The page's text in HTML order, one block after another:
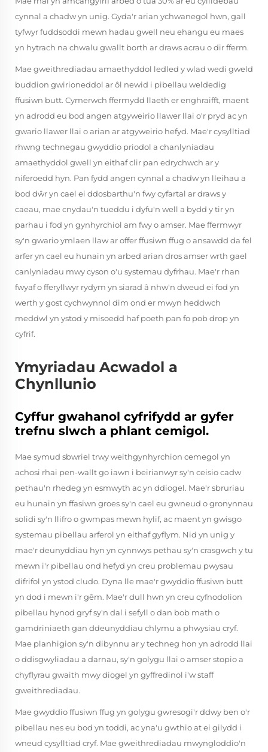
cynnal a chadw yn unig. Gyda'r arian ychwanegol hwn, gall
tyfwyr fuddsoddi mewn hadau gwell neu ehangu eu maes
yn hytrach na chwalu gwallt borth ar draws acrau o dir fferm.
Mae gweithrediadau amaethyddol ledled y wlad wedi gweld
buddion gwirioneddol ar ôl newid i pibellau weldedig
ffusiwn butt. Cymerwch ffermydd llaeth er enghraifft, maent
yn adrodd eu bod angen atgyweirio llawer llai o'r pryd ac yn
gwario llawer llai o arian ar atgyweirio hefyd. Mae'r cysylltiad
rhwng technegau gwyddio priodol a chanlyniadau
amaethyddol gwell yn eithaf clir pan edrychwch ar y
niferoedd hyn. Pan fydd angen cynnal a chadw yn lleihau a
bod dŵr yn cael ei ddosbarthu'n fwy cyfartal ar draws y
caeau, mae cnydau'n tueddu i dyfu'n well a bydd y tir yn
parhau i fod yn gynhyrchiol am fwy o amser. Mae ffermwyr
sy'n gwario ymlaen llaw ar offer ffusiwn ffug o ansawdd da fel
arfer yn cael eu hunain yn arbed arian dros amser wrth gael
canlyniadau mwy cyson o'u systemau dyfrhau. Mae'r rhan
fwyaf o fferyllwyr rydym yn siarad â nhw'n dweud ei fod yn
werth y gost cychwynnol dim ond er mwyn heddwch
meddwl yn ystod y misoedd haf poeth pan fo pob drop yn
cyfrif.
Ymyriadau Acwadol a
Chynllunio
Cyffur gwahanol cyfrifydd ar gyfer
trefnu slwch a phlant cemigol.
Mae symud sbwriel trwy weithgynhyrchion cemegol yn
achosi rhai pen-wallt go iawn i beirianwyr sy'n ceisio cadw
pethau'n rhedeg yn esmwyth ac yn ddiogel. Mae'r sbruriau
eu hunain yn ffasiwn groes sy'n cael eu gwneud o gronynnau
solidi sy'n llifro o gwmpas mewn hylif, ac maent yn gwisgo
systemau pibellau arferol yn eithaf gyflym. Nid yn unig y
mae'r deunyddiau hyn yn cynnwys pethau sy'n crasgwch y tu
mewn i'r pibellau ond hefyd yn creu problemau pwysau
difrifol yn ystod cludo. Dyna lle mae'r gwyddio ffusiwn butt
yn dod i mewn i'r gêm. Mae'r dull hwn yn creu cyfnodolion
pibellau hynod gryf sy'n dal i sefyll o dan bob math o
gamdriniaeth gan ddeunyddiau chlymu a phwysiau cryf.
Mae planhigion sy'n dibynnu ar y techneg hon yn adrodd llai
o ddisgwyliadau a darnau, sy'n golygu llai o amser stopio a
chyflyrau gwaith mwy diogel yn gyffredinol i'w staff
gweithrediadau.
Mae gwyddio ffusiwn ffug yn golygu gwresogi'r ddwy ben o'r
pibellau nes eu bod yn toddi, ac yna'u gwthio at ei gilydd i
wneud cysylltiad cryf. Mae gweithrediadau mwyngloddio'n